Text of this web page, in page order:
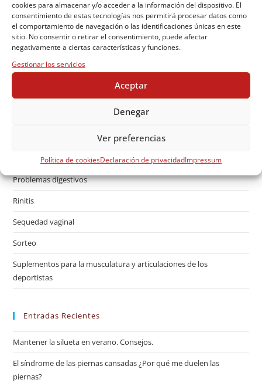
cookies para almacenar y/o acceder a la información del dispositivo. El
consentimiento de estas tecnologías nos permitirá procesar datos como
el comportamiento de navegación o las identificaciones únicas en este
sitio. No consentir o retirar el consentimiento, puede afectar
negativamente a ciertas características y funciones.
Gestionar los servicios
Aceptar
Denegar
Ver preferencias
Política de cookiesDeclaración de privacidadImpressum
El síndrome de las piernas cansadas
Farmacia
Fitoterapias
Gases
mantener silueta
Nutricosmética
Problemas digestivos
Rinitis
Sequedad vaginal
Sorteo
Suplementos para la musculatura y articulaciones de los
deportistas
Entradas Recientes
Mantener la silueta en verano. Consejos.
El síndrome de las piernas cansadas ¿Por qué me duelen las
piernas?